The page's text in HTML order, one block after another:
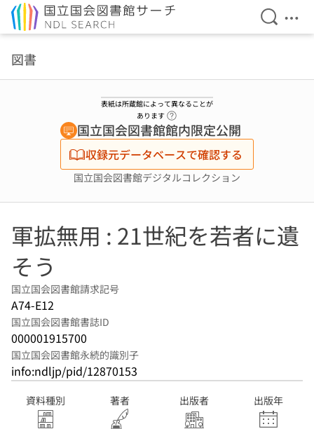
検索を
メ
図書
表紙は所蔵館によって異なることが
あります
国立国会図書館館内限定公開
収録元データベースで確認する
国立国会図書館デジタルコレクション
軍拡無用 : 21世紀を若者に遺
そう
国立国会図書館請求記号
A74-E12
国立国会図書館書誌ID
000001915700
国立国会図書館永続的識別子
info:ndljp/pid/12870153
資料種別 著者 出版者 出版年